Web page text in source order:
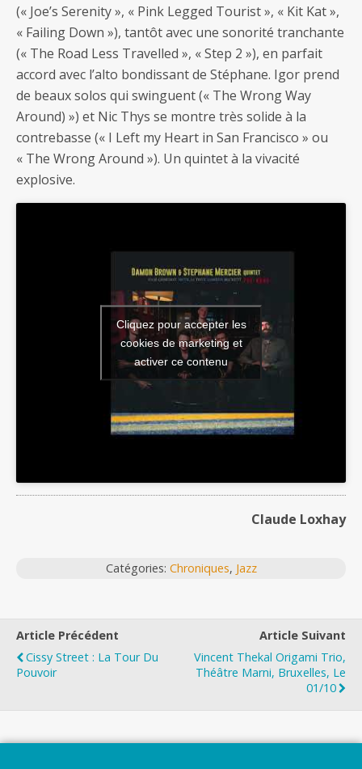
(« Joe’s Serenity », « Pink Legged Tourist », « Kit Kat »,
« Failing Down »), tantôt avec une sonorité tranchante
(« The Road Less Travelled », « Step 2 »), en parfait
accord avec l’alto bondissant de Stéphane. Igor prend
de beaux solos qui swinguent (« The Wrong Way
Around) ») et Nic Thys se montre très solide à la
contrebasse (« I Left my Heart in San Francisco » ou
« The Wrong Around »). Un quintet à la vivacité
explosive.
Cliquez pour accepter les
cookies de marketing et
activer ce contenu
Claude Loxhay
Catégories: Chroniques, Jazz
Article Précédent
Cissy Street : La Tour Du
Pouvoir
Article Suivant
Vincent Thekal Origami Trio,
Théâtre Marni, Bruxelles, Le
01/10